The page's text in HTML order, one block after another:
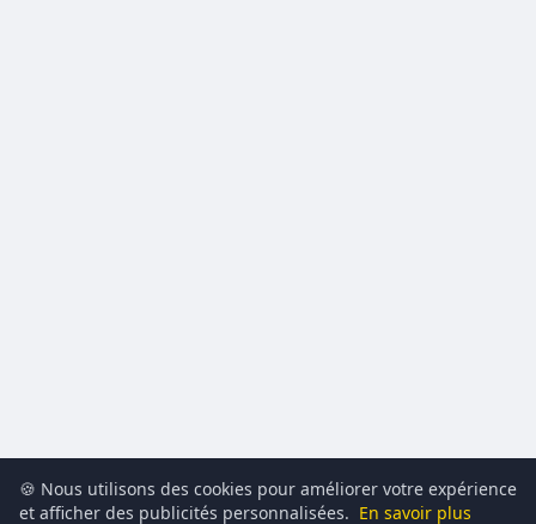
🍪 Nous utilisons des cookies pour améliorer votre expérience
et afficher des publicités personnalisées. En savoir plus